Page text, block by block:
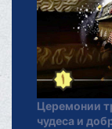
Церемонии
чудеса и